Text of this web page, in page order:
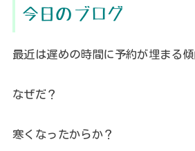
今日のブログ
最近は遅めの時間に予約が埋まる傾
なぜだ？
寒くなったからか？